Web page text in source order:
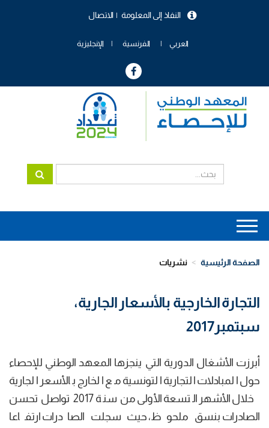
الاتصال النفاذ إلى المعلومة
العربي الفرنسية الإنجليزية
Main
navigation
الصفحة الرئيسية نشريات
التجارة الخارجية بالأسعار الجارية،
سبتمبر2017
أبرزت الأشغال الدورية التي ينجزها المعهد الوطني للإحصاء
حول المبادلات التجارية التونسية مع الخارج بالأسعر الجارية
خلال الأشهر التسعة الأولى من سنة 2017 تواصل تحسن
الصادرات بنسق ملحوظ، حيث سجلت الصادرات ارتفاعا